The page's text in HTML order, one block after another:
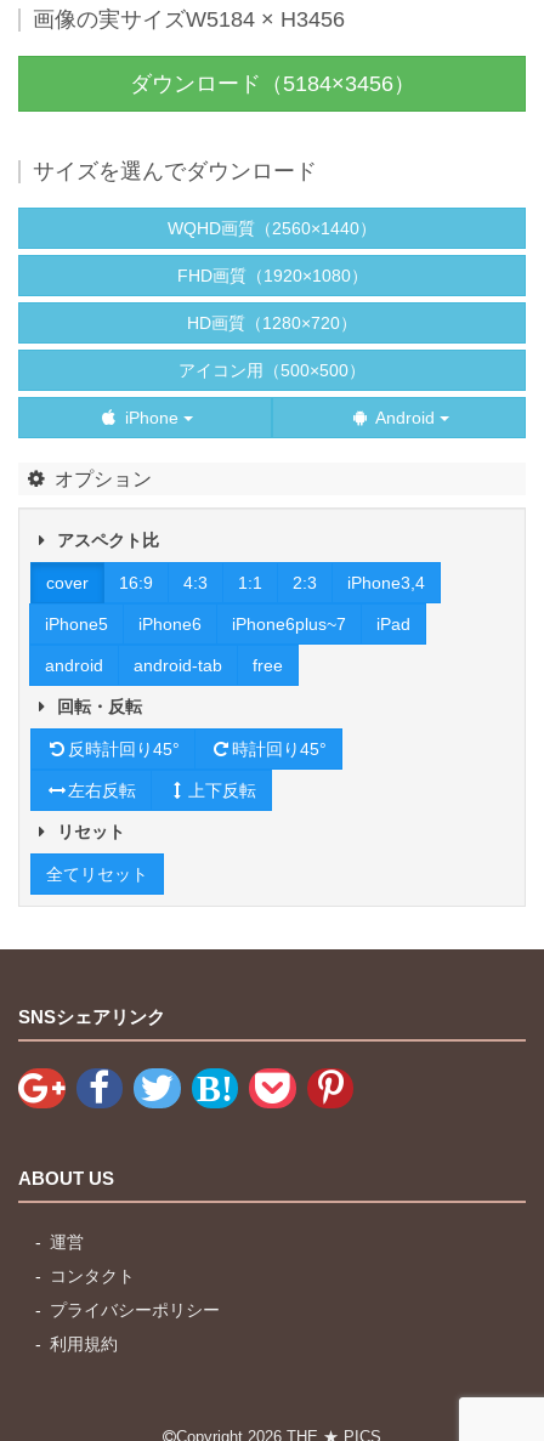
画像の実サイズW5184 × H3456
ダウンロード（5184×3456）
サイズを選んでダウンロード
WQHD画質（2560×1440）
FHD画質（1920×1080）
HD画質（1280×720）
アイコン用（500×500）
iPhone Android
オプション
アスペクト比
cover 16:9 4:3 1:1 2:3 iPhone3,4
iPhone5 iPhone6 iPhone6plus~7 iPad
android android-tab free
回転・反転
反時計回り45° 時計回り45°
左右反転 上下反転
リセット
全てリセット
SNSシェアリンク
ABOUT US
運営
コンタクト
プライバシーポリシー
利用規約
Copyright 2026 THE ★ PICS